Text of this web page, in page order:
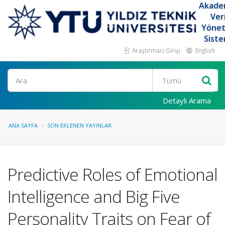
Araştırmacı Girişi English
Ara
Detaylı Arama
ANA SAYFA SON EKLENEN YAYINLAR
Predictive Roles of Emotional
Intelligence and Big Five
Personality Traits on Fear of